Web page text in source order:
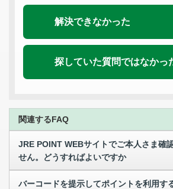
解決できなかった
探していた質問ではなかっ
関連するFAQ
JRE POINT WEBサイトでご本人さま確
せん。どうすればよいですか
バーコードを提示してポイントを利用す